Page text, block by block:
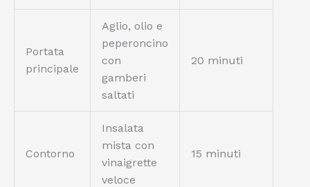
Portata
principale
Aglio, olio e
peperoncino
con
gamberi
saltati
20 minuti
Contorno
Insalata
mista con
vinaigrette
veloce
15 minuti